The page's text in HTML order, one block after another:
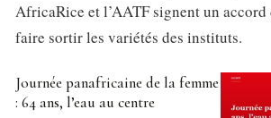
AfricaRice et l’AATF signent un
faire sortir les variétés des instituts.
Journée panafricaine de la femme
: 64 ans, l’eau au centre